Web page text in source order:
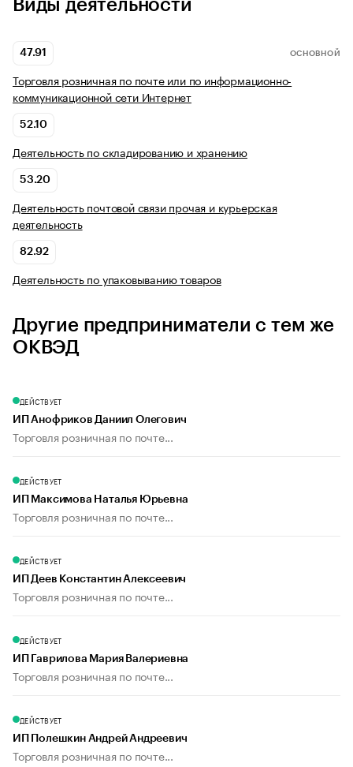
Виды деятельности
47.91 ОСНОВНОЙ
Торговля розничная по почте или по информационно-
коммуникационной сети Интернет
52.10
Деятельность по складированию и хранению
53.20
Деятельность почтовой связи прочая и курьерская
деятельность
82.92
Деятельность по упаковыванию товаров
Другие предприниматели с тем же
ОКВЭД
ДЕЙСТВУЕТ
ИП Анофриков Даниил Олегович
Торговля розничная по почте...
ДЕЙСТВУЕТ
ИП Максимова Наталья Юрьевна
Торговля розничная по почте...
ДЕЙСТВУЕТ
ИП Деев Константин Алексеевич
Торговля розничная по почте...
ДЕЙСТВУЕТ
ИП Гаврилова Мария Валериевна
Торговля розничная по почте...
ДЕЙСТВУЕТ
ИП Полешкин Андрей Андреевич
Торговля розничная по почте...